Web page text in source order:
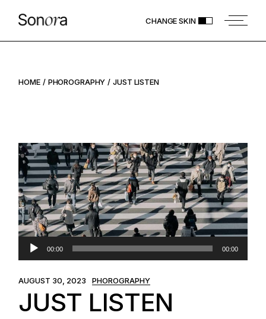
CHANGE SKIN
HOME PHOROGRAPHY JUST LISTEN
Audio
Player
00:00 00:00
AUGUST 30, 2023 PHOROGRAPHY
JUST LISTEN